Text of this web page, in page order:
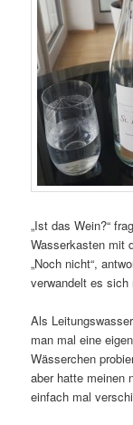
„Ist das Wein?“
Wasserkasten mit
„Noch nicht“,
verwandelt es sich
Als
man mal eine
Wässerchen
aber hatte meinen
einfach mal